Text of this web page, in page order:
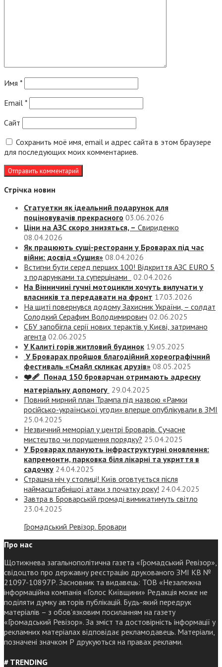
Имя *
Email *
Сайт
Сохранить моё имя, email и адрес сайта в этом браузере
для последующих моих комментариев.
Стрічка новин
Статуетки як ідеальний подарунок для
поціновувачів прекрасного 03.06.2026
Ціни на АЗС скоро знизяться, – Свириденко
08.04.2026
Як працюють суші-ресторани у Броварах під час
війни: досвід «Сушия» 08.04.2026
Встигни бути серед перших 100! Відкриття АЗС EURO 5
з подарунками та суперцінами
02.04.2026
На Вінничині гучні мотоцикли хочуть вилучати у
власників та передавати на фронт 17.03.2026
На щиті повернувся додому Захисник України, – солдат
Солодкий Серафим Володимирович 02.06.2025
СБУ запобігла серії нових терактів у Києві, затримано
агента 02.06.2025
У Калиті горів житловий будинок 19.05.2025
У Броварах пройшов благодійний хореографічний
фестиваль «Смайл скликає друзів» 08.05.2025
❤️‍🩹 Понад 150 броварчан отримають адресну
матеріальну допомогу 29.04.2025
Повний мирний план Трампа під назвою «‎Рамки
російсько-української угоди» вперше опублікували в ЗМІ
25.04.2025
Незвичний меморіал у центрі Броварів. Сучасне
мистецтво чи порушення порядку? 25.04.2025
У Броварах планують інфраструктурні оновлення:
капремонти, парковка біля лікарні та укриття в
садочку 24.04.2025
Страшна ніч у столиці! Київ оговтується після
наймасштабнішої атаки з початку року! 24.04.2025
Завтра в Броварській громаді вимикатимуть світло
23.04.2025
Громадський Ревізор. Бровари
Про нас
Щотижнева загальнополітична газета «Громадський Ревізор»,
свідоцтво про державну реєстрацію друкованого ЗМІ КВ №
21097-10897Р. Засновник та видавець: ТОВ «Незалежна
інформаційна компанія «Голос Київщини» Редакція може не
поділяти думку авторів публікацій. Будь-який передрук
матеріалів – з обов’язковим посиланням на газету
«Громадський Ревізор». За зміст та достовірність інформації у
рекламних матеріалах відповідає рекламодавець. Матеріали,
позначені значком Р друкуються на правах реклами.
# TRENDING